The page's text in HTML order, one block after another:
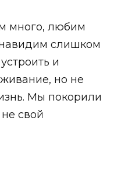
много, любим
слишком
и
но не
Мы покорили
свой